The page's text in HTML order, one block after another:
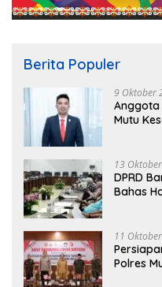
Berita Populer
9 Oktober
Anggota
Mutu
13
DPRD
Bahas
11
Polres